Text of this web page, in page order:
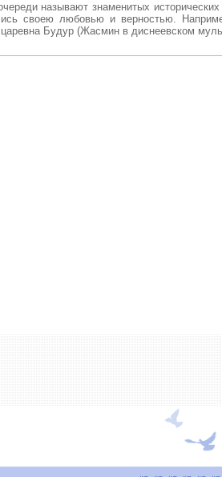
называют знаменитых
своею любовью и верностью.
Будур (Жасмин в диснеевском